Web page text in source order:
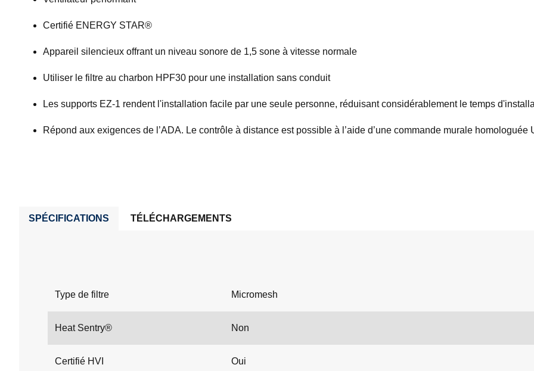
Certifié ENERGY STAR®
Appareil silencieux offrant un niveau sonore de 1,5 sone à vitesse normale
Utiliser le filtre au charbon HPF30 pour une installation sans conduit
Les supports EZ-1 rendent l'installation facile par une seule personne, réduisant considérablement le temps
Répond aux exigences de l’ADA. Le contrôle à distance est possible à l’aide d’une commande murale homologuée
SPÉCIFICATIONS TÉLÉCHARGEMENTS
Type de filtre Micromesh
Heat Sentry® Non
Certifié HVI Oui